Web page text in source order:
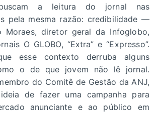
a leitura do jornal nas
pela mesma razão: credibilidade —
Moraes, diretor geral da Infoglobo,
O GLOBO, “Extra” e “Expresso”.
esse contexto derruba alguns
o de que jovem não lê jornal.
do Comitê de Gestão da ANJ,
de fazer uma campanha para
anunciante e ao público em